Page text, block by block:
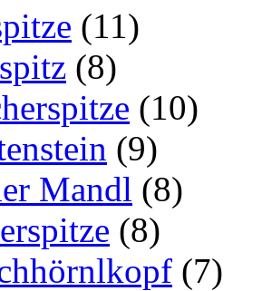
(11)
(8)
(10)
(9)
Mandl (8)
(8)
(7)